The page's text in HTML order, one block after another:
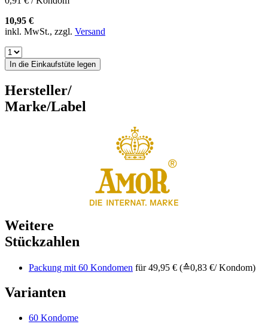
10,95 €
inkl. MwSt., zzgl. Versand
In die Einkaufstüte legen
Hersteller/
Marke/Label
Weitere
Stückzahlen
Packung mit 60 Kondomen für 49,95 € (≙0,83 €/ Kondom)
Varianten
60 Kondome